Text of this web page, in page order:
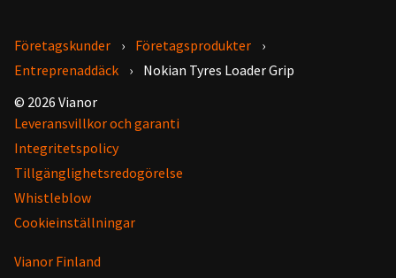
Företagskunder
Företagsprodukter
Entreprenaddäck
Nokian Tyres Loader Grip
© 2026 Vianor
Leveransvillkor och garanti
Integritetspolicy
Tillgänglighetsredogörelse
Whistleblow
Cookieinställningar
Vianor Finland